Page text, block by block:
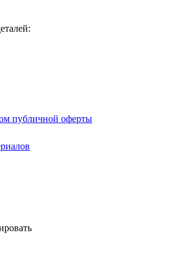
публичной оферты